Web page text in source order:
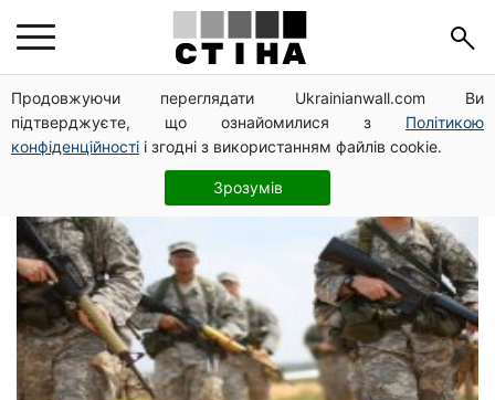
Продовжуючи переглядати Ukrainianwall.com Ви
підтверджуєте, що ознайомилися з Політикою
конфіденційності і згодні з використанням файлів cookie.
Зрозумів
проекты